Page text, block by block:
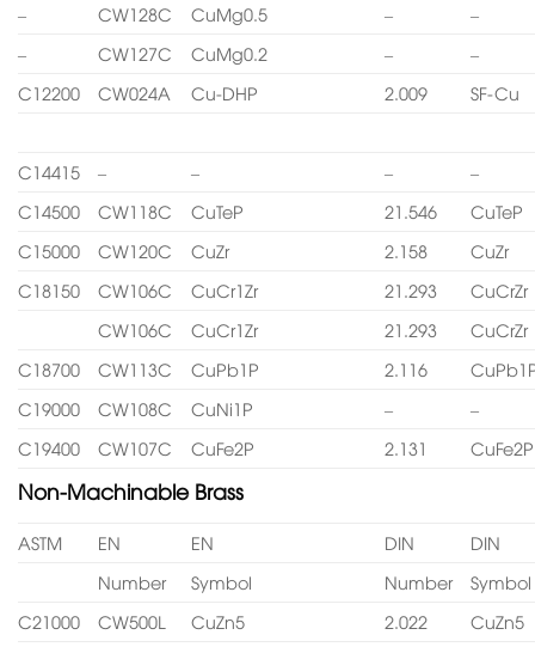
–
CW128C CuMg0.5 –
–
–
CW127C CuMg0.2 –
–
C12200
CW024A Cu-DHP 2.009 SF-Cu
C14415 – – –
–
C14500
CW118C CuTeP 21.546
CuTeP
C15000
CW120C CuZr 2.158
CuZr
C18150
CW106C CuCr1Zr 21.293
CuCrZr
CW106C
CuCr1Zr 21.293
CuCrZr
C18700
CW113C CuPb1P 2.116
C19000
CW108C CuNi1P –
–
C19400
CW107C CuFe2P 2.131 CuFe2P
Non-Machinable Brass
ASTM EN EN DIN
DIN
Number
Symbol Number
Symbol
C21000
CW500L CuZn5 2.022
CuZn5